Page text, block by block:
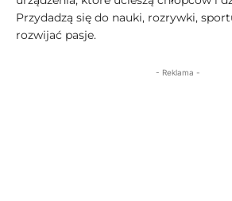
Przydadzą się do nauki, rozrywki,
rozwijać pasje.
- Reklama -